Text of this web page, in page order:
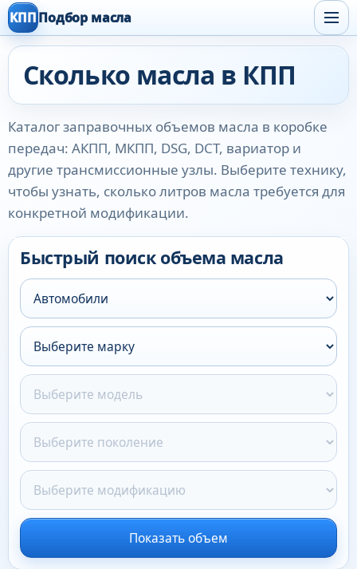
КПППодбор масла
Сколько масла в КПП
Каталог заправочных объемов масла в коробке
передач: АКПП, МКПП, DSG, DCT, вариатор и
другие трансмиссионные узлы. Выберите технику,
чтобы узнать, сколько литров масла требуется для
конкретной модификации.
Быстрый поиск объема масла
Показать объем